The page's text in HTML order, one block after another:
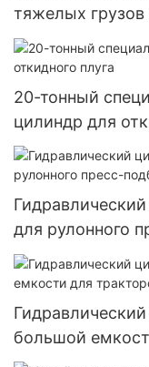
тяжелых грузов
20-тонный
цилиндр для
для рулонного
большой